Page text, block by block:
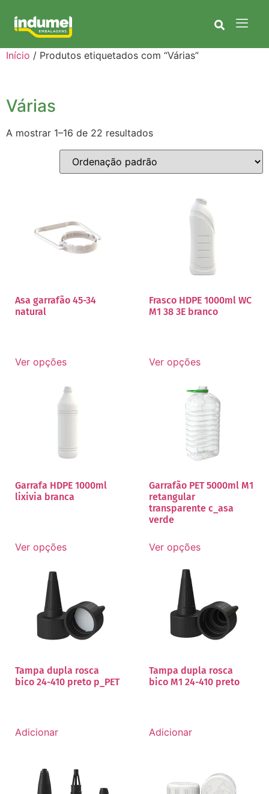
Início / Produtos etiquetados com “Várias”
Várias
A mostrar 1–16 de 22 resultados
Asa garrafão 45-34
natural
Ver opções
Frasco HDPE 1000ml WC
M1 38 3E branco
Ver opções
Garrafa HDPE 1000ml
lixivia branca
Ver opções
Garrafão PET 5000ml M1
retangular
transparente c_asa
verde
Ver opções
Tampa dupla rosca
bico 24-410 preto p_PET
Adicionar
Tampa dupla rosca
bico M1 24-410 preto
Adicionar